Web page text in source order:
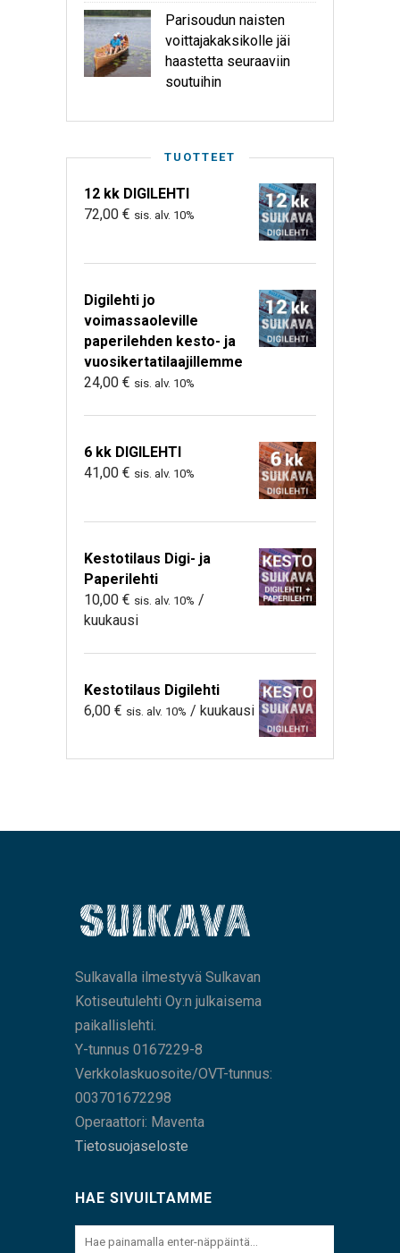
Parisoudun naisten
voittajakaksikolle jäi
haastetta seuraaviin
soutuihin
TUOTTEET
12 kk DIGILEHTI
72,00 € sis. alv. 10%
Digilehti jo
voimassaoleville
paperilehden kesto- ja
vuosikertatilaajillemme
24,00 € sis. alv. 10%
6 kk DIGILEHTI
41,00 € sis. alv. 10%
Kestotilaus Digi- ja
Paperilehti
10,00 € sis. alv. 10% /
kuukausi
Kestotilaus Digilehti
6,00 € sis. alv. 10% / kuukausi
Sulkavalla ilmestyvä Sulkavan
Kotiseutulehti Oy:n julkaisema
paikallislehti.
Y-tunnus 0167229-8
Verkkolaskuosoite/OVT-tunnus:
003701672298
Operaattori: Maventa
Tietosuojaseloste
HAE SIVUILTAMME